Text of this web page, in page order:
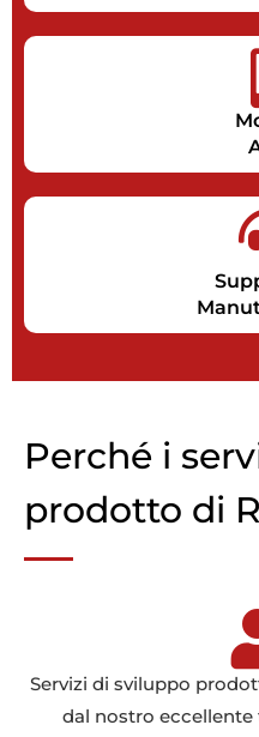
Perché i
prodotto di
Servizi di sviluppo
dal nostro